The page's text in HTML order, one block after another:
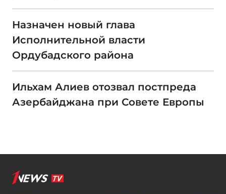
Назначен новый глава
Исполнительной власти
Ордубадского района
Ильхам Алиев отозвал постпреда
Азербайджана при Совете Европы